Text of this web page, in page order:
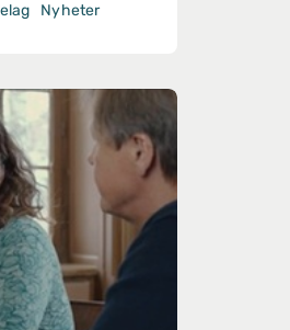
Nyheter